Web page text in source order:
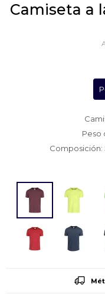
camiseta a la base jaspe - bordó
Peso
Composición: